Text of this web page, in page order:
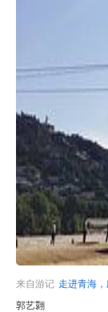
来自游记 走进青海
郭艺翾